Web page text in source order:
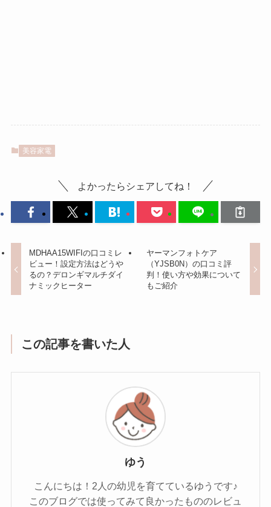
美容家電
よかったらシェアしてね！
MDHAA15WIFIの口コミレ
ビュー！設定方法はどうや
るの？デロンギマルチダイ
ナミックヒーター
ヤーマンフォトケア
（YJSB0N）の口コミ評
判！使い方や効果について
もご紹介
この記事を書いた人
ゆう
こんにちは！2人の幼児を育てているゆうです♪
このブログでは使ってみて良かったもののレビュ